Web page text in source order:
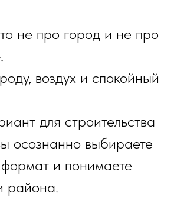
не про город и не про
воздух и спокойный
для строительства
осознанно выбираете
и понимаете
района.